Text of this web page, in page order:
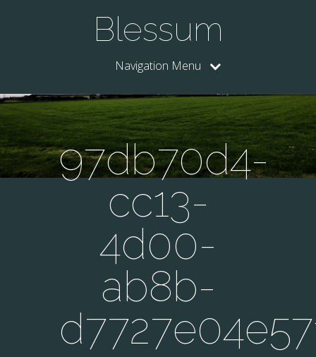
Blessum
Navigation Menu
97db70d4-
cc13-
4d00-
ab8b-